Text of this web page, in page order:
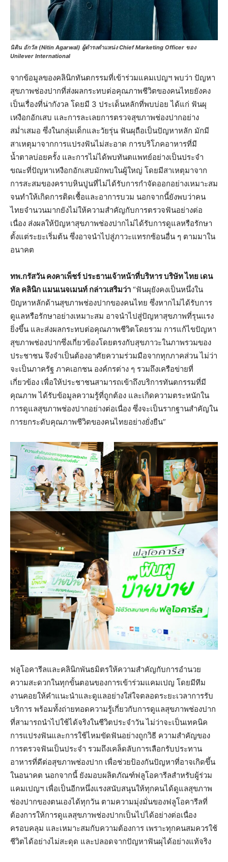
นิติน อักวัล (Nitin Agarwal) ผู้ดำรงตำแหน่ง Chief Marketing Officer ของ
Unilever International
จากข้อมูลของคลินิกทันตกรรมที่เข้าร่วมแคมเปญฯ พบว่า ปัญหา
สุขภาพช่องปากที่ส่งผลกระทบต่อคุณภาพชีวิตของคนไทยยังคง
เป็นเรื่องที่น่ากังวล โดยมี 3 ประเด็นหลักที่พบบ่อย ได้แก่ ฟันผุ
เหงือกอักเสบ และการละเลยการตรวจสุขภาพช่องปากอย่าง
สม่ำเสมอ ซึ่งในกลุ่มเด็กและวัยรุ่น ฟันผุถือเป็นปัญหาหลัก มักมี
สาเหตุมาจากการแปรงฟันไม่สะอาด การบริโภคอาหารที่มี
น้ำตาลบ่อยครั้ง และการไม่ได้พบทันตแพทย์อย่างเป็นประจำ
ขณะที่ปัญหาเหงือกอักเสบมักพบในผู้ใหญ่ โดยมีสาเหตุมาจาก
การสะสมของคราบหินปูนที่ไม่ได้รับการกำจัดออกอย่างเหมาะสม
จนทำให้เกิดการติดเชื้อและอาการบวม นอกจากนี้ยังพบว่าคน
ไทยจำนวนมากยังไม่ให้ความสำคัญกับการตรวจฟันอย่างต่อ
เนื่อง ส่งผลให้ปัญหาสุขภาพช่องปากไม่ได้รับการดูแลหรือรักษา
ตั้งแต่ระยะเริ่มต้น ซึ่งอาจนำไปสู่ภาวะแทรกซ้อนอื่น ๆ ตามมาใน
อนาคต
ทพ.กรัสวัน คงคาเพ็ชร์ ประธานเจ้าหน้าที่บริหาร บริษัท ไทย เดน
ทัล คลินิก แมนเนจเมนท์ กล่าวเสริมว่า “ฟันผุยังคงเป็นหนึ่งใน
ปัญหาหลักด้านสุขภาพช่องปากของคนไทย ซึ่งหากไม่ได้รับการ
ดูแลหรือรักษาอย่างเหมาะสม อาจนำไปสู่ปัญหาสุขภาพที่รุนแรง
ยิ่งขึ้น และส่งผลกระทบต่อคุณภาพชีวิตโดยรวม การแก้ไขปัญหา
สุขภาพช่องปากซึ่งเกี่ยวข้องโดยตรงกับสุขภาวะในภาพรวมของ
ประชาชน จึงจำเป็นต้องอาศัยความร่วมมือจากทุกภาคส่วน ไม่ว่า
จะเป็นภาครัฐ ภาคเอกชน องค์กรต่าง ๆ รวมถึงเครือข่ายที่
เกี่ยวข้อง เพื่อให้ประชาชนสามารถเข้าถึงบริการทันตกรรมที่มี
คุณภาพ ได้รับข้อมูลความรู้ที่ถูกต้อง และเกิดความตระหนักใน
การดูแลสุขภาพช่องปากอย่างต่อเนื่อง ซึ่งจะเป็นรากฐานสำคัญใน
การยกระดับคุณภาพชีวิตของคนไทยอย่างยั่งยืน”
ฟลูโอคารีลและคลินิกพันธมิตรให้ความสำคัญกับการอำนวย
ความสะดวกในทุกขั้นตอนของการเข้าร่วมแคมเปญ โดยมีทีม
งานคอยให้คำแนะนำและดูแลอย่างใส่ใจตลอดระยะเวลาการรับ
บริการ พร้อมทั้งถ่ายทอดความรู้เกี่ยวกับการดูแลสุขภาพช่องปาก
ที่สามารถนำไปใช้ได้จริงในชีวิตประจำวัน ไม่ว่าจะเป็นเทคนิค
การแปรงฟันและการใช้ไหมขัดฟันอย่างถูกวิธี ความสำคัญของ
การตรวจฟันเป็นประจำ รวมถึงเคล็ดลับการเลือกรับประทาน
อาหารที่ดีต่อสุขภาพช่องปาก เพื่อช่วยป้องกันปัญหาที่อาจเกิดขึ้น
ในอนาคต นอกจากนี้ ยังมอบผลิตภัณฑ์ฟลูโอคารีลสำหรับผู้ร่วม
แคมเปญฯ เพื่อเป็นอีกหนึ่งแรงสนับสนุนให้ทุกคนได้ดูแลสุขภาพ
ช่องปากของตนเองได้ทุกวัน ตามความมุ่งมั่นของฟลูโอคารีลที่
ต้องการให้การดูแลสุขภาพช่องปากเป็นไปได้อย่างต่อเนื่อง
ครอบคลุม และเหมาะสมกับความต้องการ เพราะทุกคนสมควรใช้
ชีวิตได้อย่างไม่สะดุด และปลอดจากปัญหาฟันผุได้อย่างแท้จริง